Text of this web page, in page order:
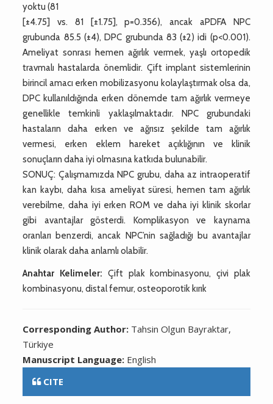
yoktu (81
[±4.75] vs. 81 [±1.75], p=0.356), ancak aPDFA NPC
grubunda 85.5 (±4), DPC grubunda 83 (±2) idi (p<0.001).
Ameliyat sonrası hemen ağırlık vermek, yaşlı ortopedik
travmalı hastalarda önemlidir. Çift implant sistemlerinin
birincil amacı erken mobilizasyonu kolaylaştırmak olsa da,
DPC kullanıldığında erken dönemde tam ağırlık vermeye
genellikle temkinli yaklaşılmaktadır. NPC grubundaki
hastaların daha erken ve ağrısız şekilde tam ağırlık
vermesi, erken eklem hareket açıklığının ve klinik
sonuçların daha iyi olmasına katkıda bulunabilir.
SONUÇ: Çalışmamızda NPC grubu, daha az intraoperatif
kan kaybı, daha kısa ameliyat süresi, hemen tam ağırlık
verebilme, daha iyi erken ROM ve daha iyi klinik skorlar
gibi avantajlar gösterdi. Komplikasyon ve kaynama
oranları benzerdi, ancak NPC’nin sağladığı bu avantajlar
klinik olarak daha anlamlı olabilir.
Anahtar Kelimeler: Çift plak kombinasyonu, çivi plak
kombinasyonu, distal femur, osteoporotik kırık
Corresponding Author: Tahsin Olgun Bayraktar,
Türkiye
Manuscript Language: English
CITE